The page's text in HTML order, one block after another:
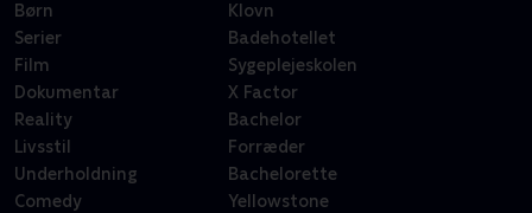
Børn
Serier
Film
Dokumentar
Reality
Livsstil
Underholdning
Comedy
Klovn
Badehotellet
Sygeplejeskolen
X Factor
Bachelor
Forræder
Bachelorette
Yellowstone